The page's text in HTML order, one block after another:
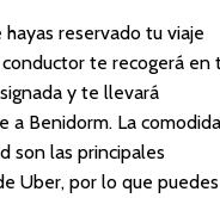
reservado tu viaje
te recogerá en
y te llevará
a Benidorm. La
son las principales
Uber, por lo que puedes